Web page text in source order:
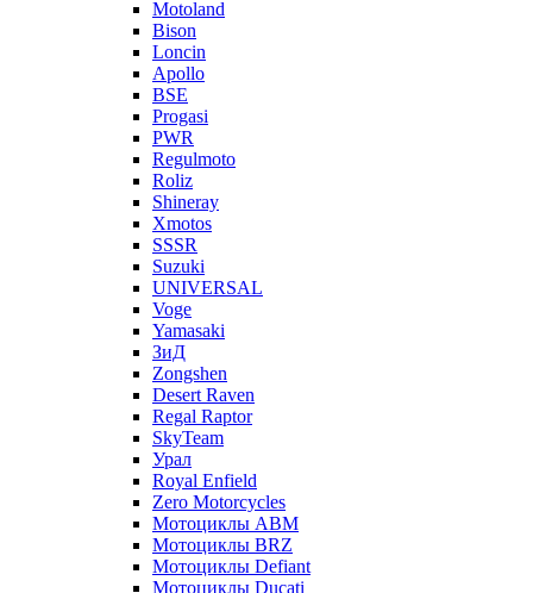
Motoland
Bison
Loncin
Apollo
BSE
Progasi
PWR
Regulmoto
Roliz
Shineray
Xmotos
SSSR
Suzuki
UNIVERSAL
Voge
Yamasaki
ЗиД
Zongshen
Desert Raven
Regal Raptor
SkyTeam
Урал
Royal Enfield
Zero Motorcycles
Мотоциклы ABM
Мотоциклы BRZ
Мотоциклы Defiant
Мотоциклы Ducati